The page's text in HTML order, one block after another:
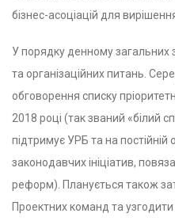
бізнес-асоціацій для
У порядку денному загальних
та організаційних питань.
обговорення списку
2018 році (так званий «білий
підтримує УРБ та на постійній
законодавчих ініціатив,
реформ). Планується також
Проектних команд та